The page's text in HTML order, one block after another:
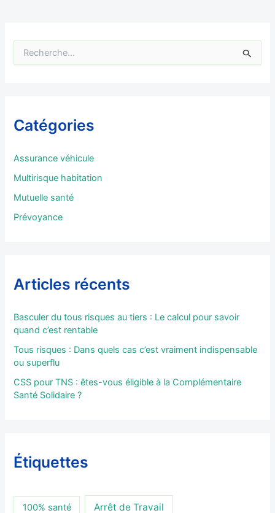
e
c
r
Catégories
Assurance véhicule
Multirisque habitation
Mutuelle santé
Prévoyance
Articles récents
Basculer du tous risques au tiers : Le calcul pour savoir
quand c’est rentable
Tous risques : Dans quels cas c’est vraiment indispensable
ou superflu
CSS pour TNS : êtes-vous éligible à la Complémentaire
Santé Solidaire ?
Étiquettes
100% santé Arrêt de Travail